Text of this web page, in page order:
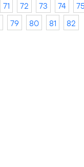
71 72 73 74
79 80 81 82